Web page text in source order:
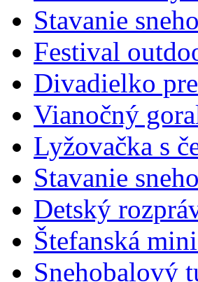
Stavanie
Festival
Divadielko
Vianočný
Lyžovačka s
Stavanie
Detský
Štefanská
Snehobalový